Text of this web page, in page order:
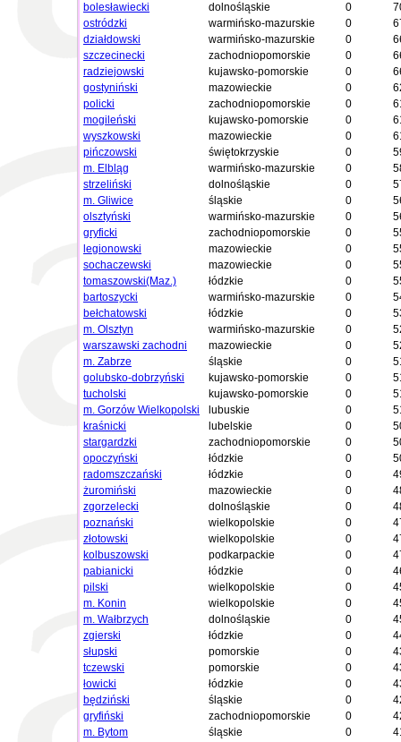
bolesławiecki
dolnośląskie 0
ostródzki
warmińsko-mazurskie 0
działdowski
warmińsko-mazurskie 0
szczecinecki
zachodniopomorskie 0
radziejowski
kujawsko-pomorskie 0
gostyniński
mazowieckie 0
policki
zachodniopomorskie 0
mogileński
kujawsko-pomorskie 0
wyszkowski
mazowieckie 0
pińczowski
świętokrzyskie 0
m. Elbląg
warmińsko-mazurskie 0
strzeliński
dolnośląskie 0
m. Gliwice
śląskie 0
olsztyński
warmińsko-mazurskie 0
gryficki
zachodniopomorskie 0
legionowski
mazowieckie 0
sochaczewski
mazowieckie 0
tomaszowski(Maz.)
łódzkie 0
bartoszycki
warmińsko-mazurskie 0
bełchatowski
łódzkie 0
m. Olsztyn
warmińsko-mazurskie 0
warszawski zachodni
mazowieckie 0
m. Zabrze
śląskie 0
golubsko-dobrzyński
kujawsko-pomorskie 0
tucholski
kujawsko-pomorskie 0
m. Gorzów Wielkopolski
lubuskie 0
kraśnicki
lubelskie 0
stargardzki
zachodniopomorskie 0
opoczyński
łódzkie 0
radomszczański
łódzkie 0
żuromiński
mazowieckie 0
zgorzelecki
dolnośląskie 0
poznański
wielkopolskie 0
złotowski
wielkopolskie 0
kolbuszowski
podkarpackie 0
pabianicki
łódzkie 0
pilski
wielkopolskie 0
m. Konin
wielkopolskie 0
m. Wałbrzych
dolnośląskie 0
zgierski
łódzkie 0
słupski
pomorskie 0
tczewski
pomorskie 0
łowicki
łódzkie 0
będziński
śląskie 0
gryfiński
zachodniopomorskie 0
m. Bytom
śląskie 0